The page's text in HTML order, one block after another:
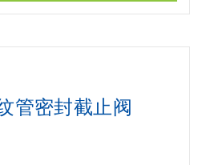
管密封截止阀